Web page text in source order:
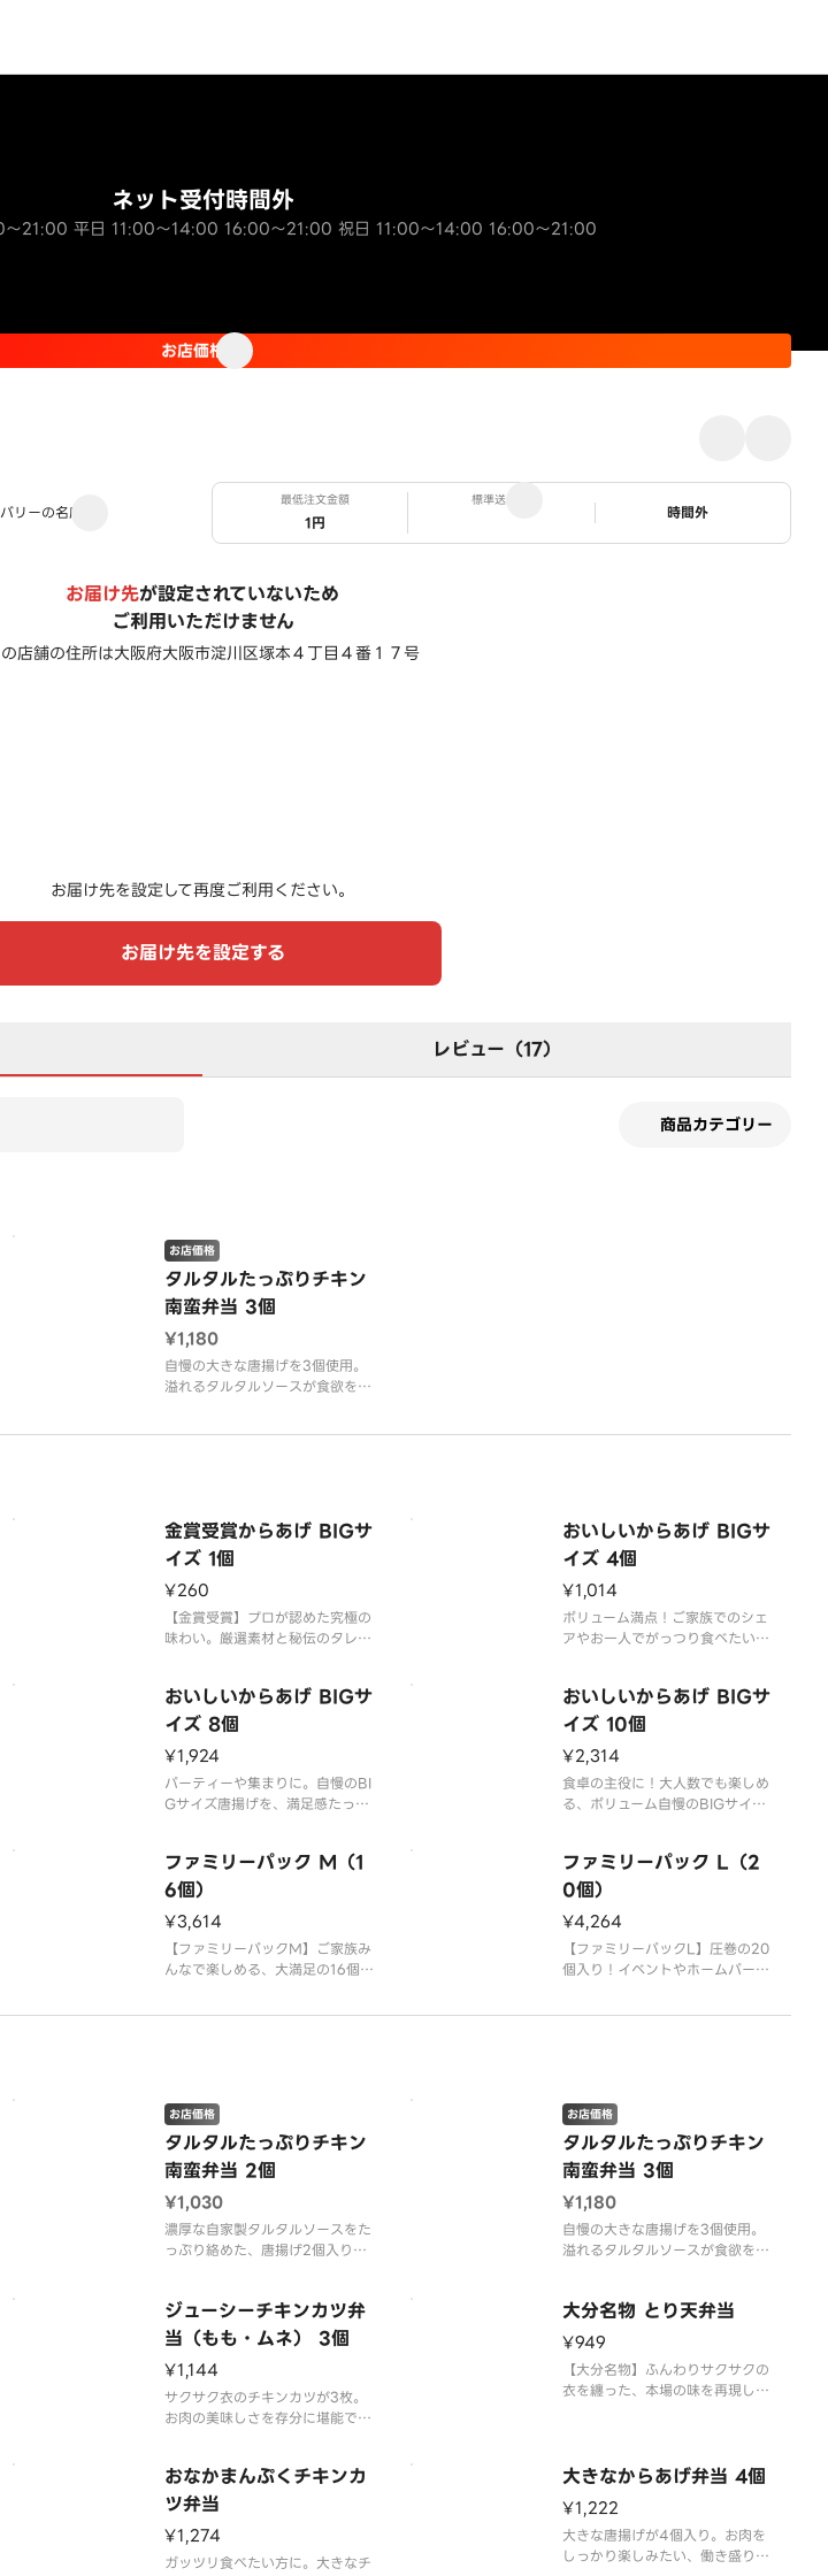
ネット受付時間外
21:00 平日 11:00～14:00 16:00～21:00 祝日 11:00～14:00 16:00～21:00
お店価格
リーの名店
最低注文金額
1円
標準送料
ステータス
時間外
お届け先が設定されていないため
ご利用いただけません
店舗の住所は大阪府大阪市淀川区塚本４丁目４番１７号
お届け先を設定して再度ご利用ください。
お届け先を設定する
レビュー（17）
商品カテゴリー
タルタルたっぷりチキン
南蛮弁当 3個
お店価格
¥1,180
自慢の大きな唐揚げを3個使用。
溢れるタルタルソースが食欲をそ
金賞受賞からあげ BIGサ
イズ 1個
¥260
【金賞受賞】プロが認めた究極の
味わい。厳選素材と秘伝のタレが
おいしいからあげ BIGサ
イズ 4個
¥1,014
ボリューム満点！ご家族でのシェ
アやお一人でがっつり食べたい時
おいしいからあげ BIGサ
イズ 8個
¥1,924
パーティーや集まりに。自慢のBI
Gサイズ唐揚げを、満足感たっぷ
おいしいからあげ BIGサ
イズ 10個
¥2,314
食卓の主役に！大人数でも楽しめ
る、ボリューム自慢のBIGサイズ
ファミリーパック M（1
6個）
¥3,614
【ファミリーパックM】ご家族み
んなで楽しめる、大満足の16個入
り。
ファミリーパック L（2
0個）
¥4,264
【ファミリーパックL】圧巻の20
個入り！イベントやホームパーテ
タルタルたっぷりチキン
南蛮弁当 2個
お店価格
¥1,030
濃厚な自家製タルタルソースをた
っぷり絡めた、唐揚げ2個入りの
タルタルたっぷりチキン
南蛮弁当 3個
お店価格
¥1,180
自慢の大きな唐揚げを3個使用。
溢れるタルタルソースが食欲をそ
ジューシーチキンカツ弁
当（もも・ムネ） 3個
¥1,144
サクサク衣のチキンカツが3枚。
お肉の美味しさを存分に堪能でき
大分名物 とり天弁当
¥949
【大分名物】ふんわりサクサクの
衣を纏った、本場の味を再現した
おなかまんぷくチキンカ
ツ弁当
¥1,274
ガッツリ食べたい方に。大きなチ
大きなからあげ弁当 4個
¥1,222
大きな唐揚げが4個入り。お肉を
しっかり楽しみたい、働き盛りの